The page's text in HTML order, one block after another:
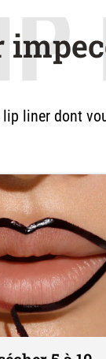
lip liner dont